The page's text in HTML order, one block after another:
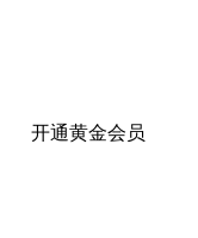
开通黄金会员